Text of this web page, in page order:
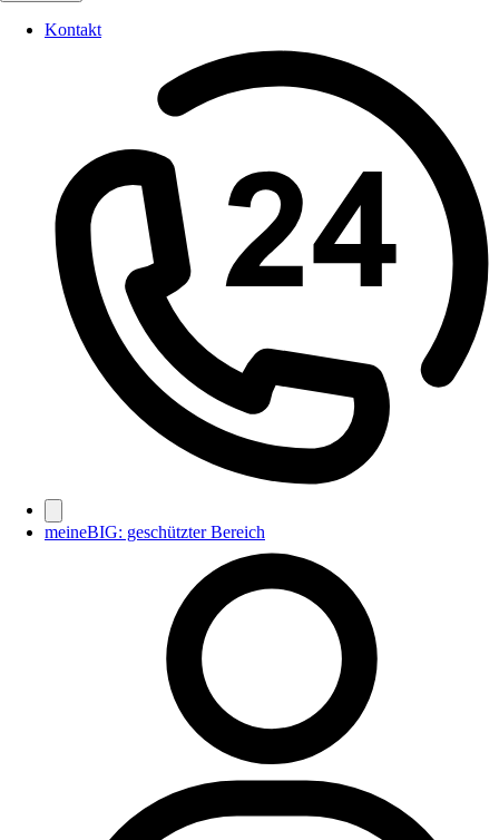
Kontakt
meineBIG: geschützter Bereich